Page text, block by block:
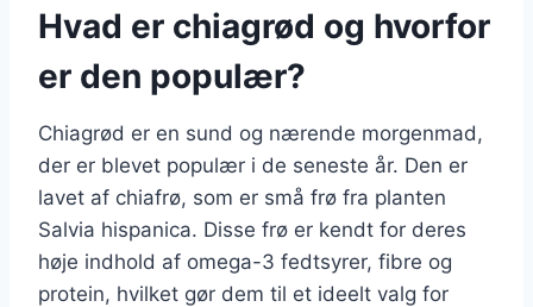
Hvad er chiagrød og hvorfor
er den populær?
Chiagrød er en sund og nærende morgenmad,
der er blevet populær i de seneste år. Den er
lavet af chiafrø, som er små frø fra planten
Salvia hispanica. Disse frø er kendt for deres
høje indhold af omega-3 fedtsyrer, fibre og
protein, hvilket gør dem til et ideelt valg for